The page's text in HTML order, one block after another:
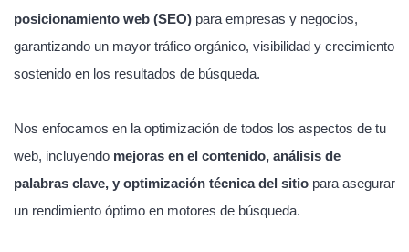
posicionamiento web (SEO) para empresas y negocios,
garantizando un mayor tráfico orgánico, visibilidad y crecimiento
sostenido en los resultados de búsqueda.
Nos enfocamos en la optimización de todos los aspectos de tu
web, incluyendo mejoras en el contenido, análisis de
palabras clave, y optimización técnica del sitio para asegurar
un rendimiento óptimo en motores de búsqueda.